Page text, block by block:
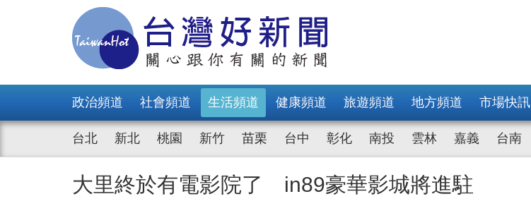
政治頻道 社會頻道 生活頻道 健康頻道 旅遊頻道 地方頻道 市場快訊
台北 新北 桃園 新竹 苗栗 台中 彰化 南投 雲林 嘉義 台南
大里終於有電影院了 in89豪華影城將進駐